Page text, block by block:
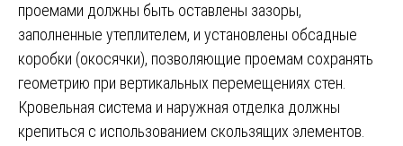
проемами должны быть оставлены зазоры,
заполненные утеплителем, и установлены обсадные
коробки (окосячки), позволяющие проемам сохранять
геометрию при вертикальных перемещениях стен.
Кровельная система и наружная отделка должны
крепиться с использованием скользящих элементов.